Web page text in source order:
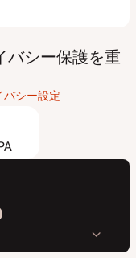
シー保護を重
バシー設定